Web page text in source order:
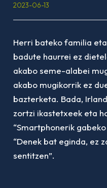
2023-06-13
Herri bateko familia
badute haurrei ez
akabo seme-alabei
akabo mugikorrik ez
bazterketa. Bada,
zortzi ikastetxeek eta
“Smartphonerik
“Denek bat eginda, ez
sentitzen”.